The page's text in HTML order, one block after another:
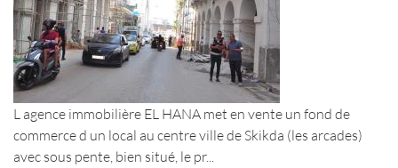
L agence immobilière EL HANA met en vente un fond de
commerce d un local au centre ville de Skikda (les arcades)
avec sous pente, bien situé, le pr...